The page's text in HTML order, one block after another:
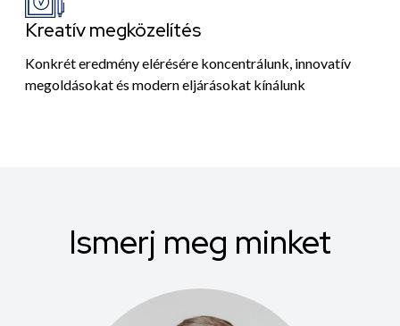
Kreatív megközelítés
Konkrét eredmény elérésére koncentrálunk, innovatív
megoldásokat és modern eljárásokat kínálunk
Ismerj meg minket